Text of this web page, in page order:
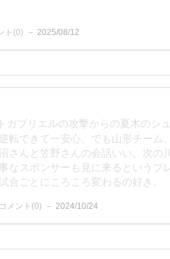
ト(0) 2025/08/12
ブリエルの攻撃からの夏木のシ
転できて一安心。でも山形チー
さんと笠野さんの会話いい。次の
なスポンサーも見に来るというプ
合ごとにころころ変わるの好き。
コメント(0) 2024/10/24